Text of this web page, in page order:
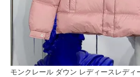
モンクレール ダウン レディースレディ